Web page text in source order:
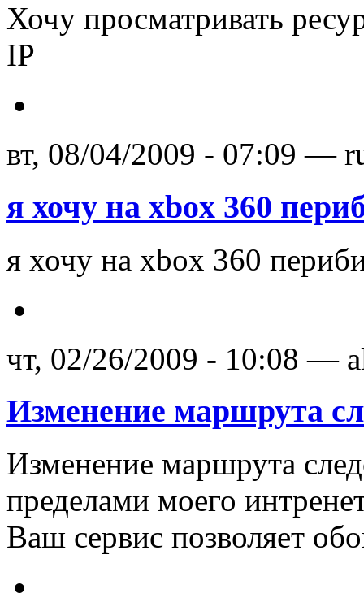
Хочу просматривать
IP
вт, 08/04/2009 - 07:09 —
я хочу на xbox 360
я хочу на xbox 360
чт, 02/26/2009 - 10:08 —
Изменение маршрута
Изменение маршрута
пределами моего
Ваш сервис позволяет